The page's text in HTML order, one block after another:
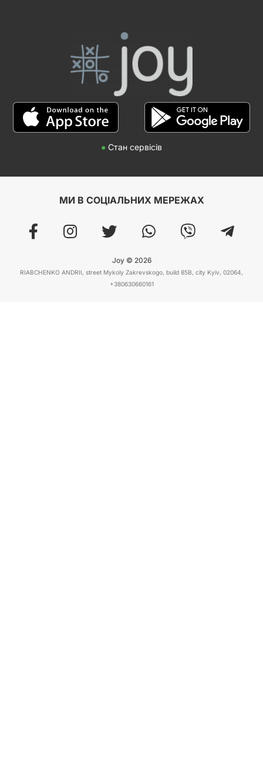
● Стан сервісів
МИ В СОЦІАЛЬНИХ МЕРЕЖАХ
Joy © 2026
RIABCHENKO ANDRII, street Mykoly Zakrevskogo, build 85B, city Kyiv, 02064,
+380630660161